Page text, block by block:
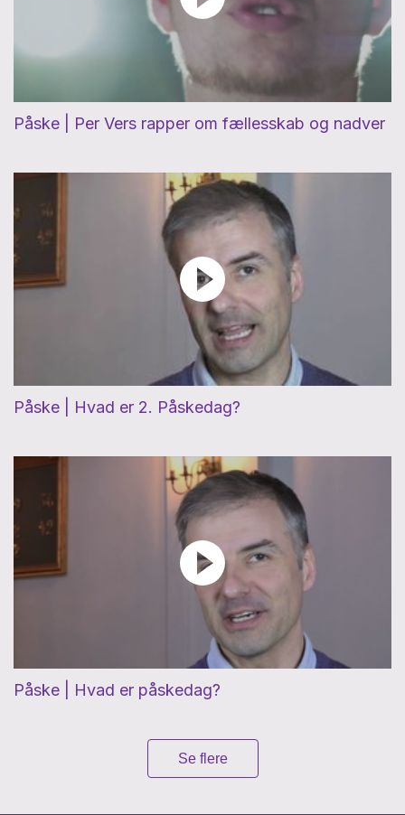
Påske | Per Vers rapper om fællesskab og nadver
Påske | Hvad er 2. Påskedag?
Påske | Hvad er påskedag?
Se flere